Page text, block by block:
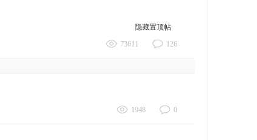
隐藏置顶帖
73611 126
1948 0